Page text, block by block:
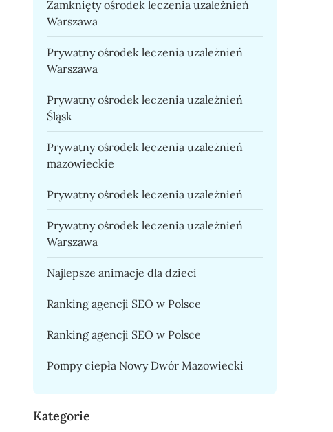
Zamknięty ośrodek leczenia uzależnień
Warszawa
Prywatny ośrodek leczenia uzależnień
Warszawa
Prywatny ośrodek leczenia uzależnień
Śląsk
Prywatny ośrodek leczenia uzależnień
mazowieckie
Prywatny ośrodek leczenia uzależnień
Prywatny ośrodek leczenia uzależnień
Warszawa
Najlepsze animacje dla dzieci
Ranking agencji SEO w Polsce
Ranking agencji SEO w Polsce
Pompy ciepła Nowy Dwór Mazowiecki
Kategorie